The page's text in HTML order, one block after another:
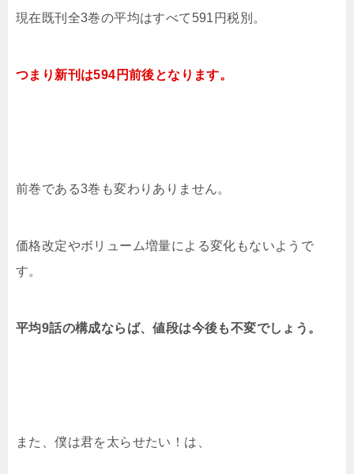
現在既刊全3巻の平均はすべて591円税別。
つまり新刊は594円前後となります。
前巻である3巻 も変わりありません。
価格改定やボリューム増量による変化もないようで
す。
平均9話の構成ならば、値段は今後も不変でしょう。
また、僕は君を太らせたい！は、